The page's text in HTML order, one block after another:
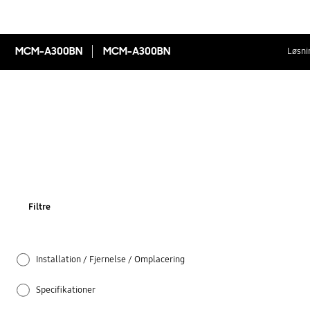
MCM-A300BN MCM-A300BN
Filtre
Installation / Fjernelse / Omplacering
Specifikationer